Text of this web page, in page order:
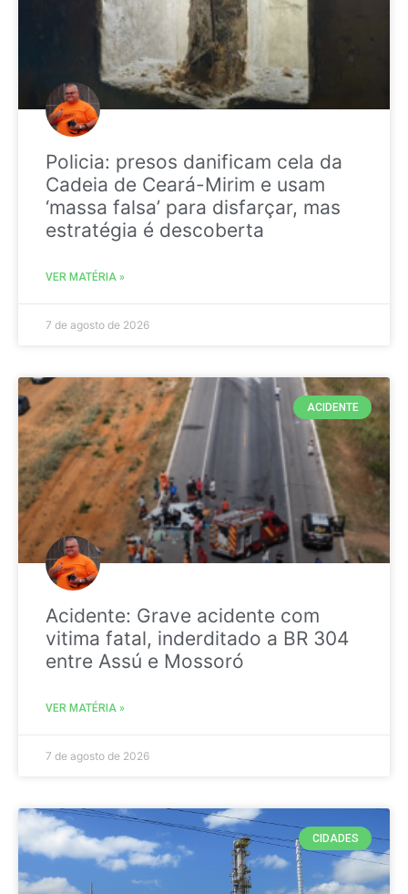
Policia: presos danificam cela da
Cadeia de Ceará-Mirim e usam
‘massa falsa’ para disfarçar, mas
estratégia é descoberta
VER MATÉRIA »
7 de agosto de 2026
ACIDENTE
Acidente: Grave acidente com
vitima fatal, inderditado a BR 304
entre Assú e Mossoró
VER MATÉRIA »
7 de agosto de 2026
CIDADES